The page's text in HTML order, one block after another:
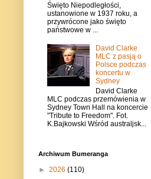
Święto Niepodległości,
ustanowione w 1937 roku, a
przywrócone jako święto
państwowe w ...
David Clarke
MLC z pasją o
Polsce podczas
koncertu w
Sydney
David Clarke
MLC podczas przemówienia w
Sydney Town Hall na koncercie
"Tribute to Freedom". Fot.
K.Bajkowski Wśród australjsk...
Archiwum Bumeranga
► 2026 (110)